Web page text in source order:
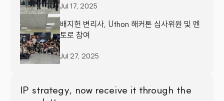
Jul 17, 2025
배지헌 변리사, Uthon 해커톤 심사위원 및 멘
토로 참여
Jul 27, 2025
IP strategy, now receive it through the